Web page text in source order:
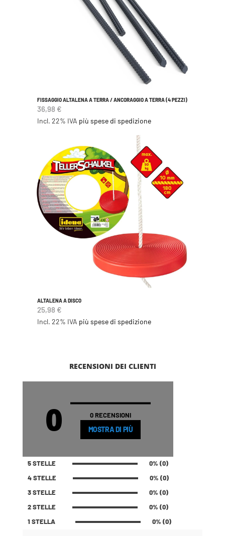
FISSAGGIO ALTALENA A TERRA / ANCORAGGIO A TERRA (4 PEZZI)
36,98 €
Incl. 22% IVA più spese di spedizione
ALTALENA A DISCO
25,98 €
Incl. 22% IVA più spese di spedizione
RECENSIONI DEI CLIENTI
0 0 RECENSIONI
MOSTRA DI PIÙ
5 STELLE
0% (0)
4 STELLE
0% (0)
3 STELLE
0% (0)
2 STELLE
0% (0)
1 STELLA
0% (0)